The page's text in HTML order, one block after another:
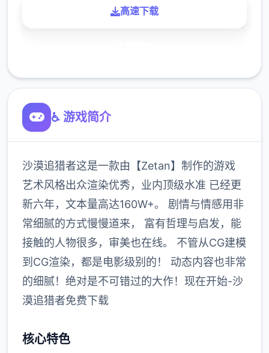
高速下载
♿ 游戏简介
沙漠追猎者这是一款由【Zetan】制作的游戏
艺术风格出众渲染优秀，业内顶级水准 已经更
新六年，文本量高达160W+。 剧情与情感用非
常细腻的方式慢慢道来， 富有哲理与启发，能
接触的人物很多，审美也在线。 不管从CG建模
到CG渲染，都是电影级别的！ 动态内容也非常
的细腻！绝对是不可错过的大作！现在开始-沙
漠追猎者免费下载
核心特色